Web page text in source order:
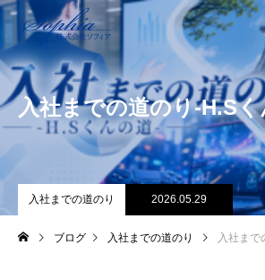
入社までの道のり-H.S
入社までの道のり 2026.05.29
ブログ 入社までの道のり 入社まで